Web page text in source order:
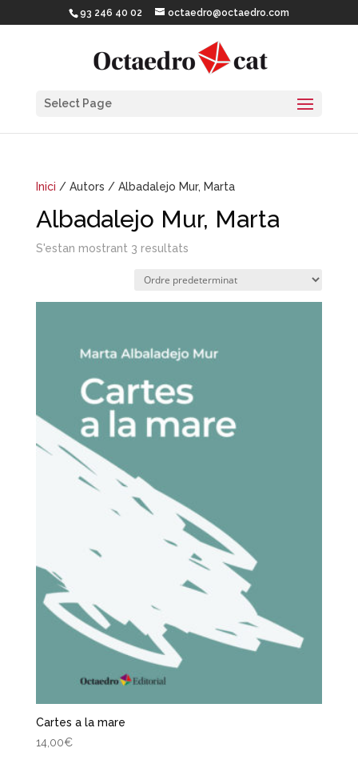
93 246 40 02 octaedro@octaedro.com
Select Page
Inici / Autors / Albadalejo Mur, Marta
Albadalejo Mur, Marta
S'estan mostrant 3 resultats
Cartes a la mare
14,00€